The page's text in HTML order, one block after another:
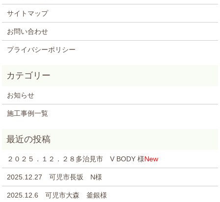
サイトマップ
お問い合わせ
プライバシーポリシー
お知らせ
施工事例一覧
２０２５．１２．２８多治見市 V BODY 様New
2025.12.27 可児市長坂 N様
2025.12.6 可児市大森 釜銀様